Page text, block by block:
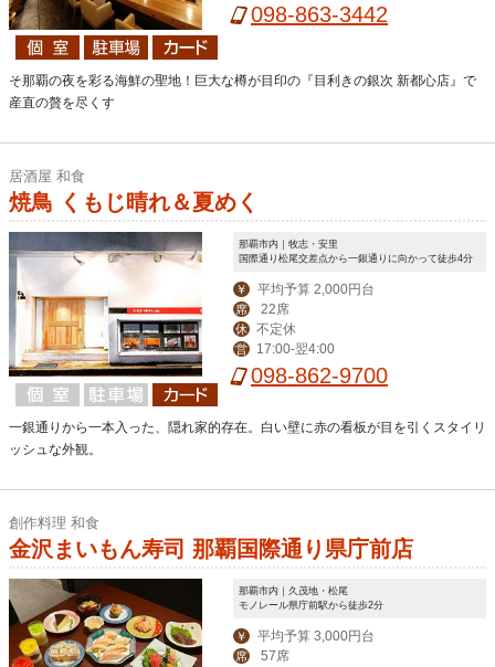
22:00/ドリンク22:30)、金・土17:00-
098-863-3442
そ那覇の夜を彩る海鮮の聖地！巨大な樽が目印の『目利きの銀次 新都心店』で
産直の贅を尽くす
居酒屋 和食
焼鳥 くもじ晴れ＆夏めく
那覇市内｜牧志・安里
国際通り松尾交差点から一銀通りに向かって徒歩4分
￥ 平均予算 2,000円台
席 22席
休 不定休
営 17:00-翌4:00
098-862-9700
一銀通りから一本入った、隠れ家的存在。白い壁に赤の看板が目を引くスタイリ
ッシュな外観。
創作料理 和食
金沢まいもん寿司 那覇国際通り県庁前店
那覇市内｜久茂地・松尾
モノレール県庁前駅から徒歩2分
￥ 平均予算 3,000円台
席 57席